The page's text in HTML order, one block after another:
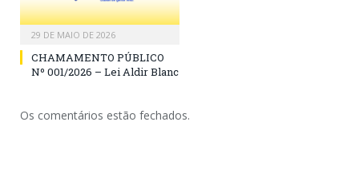
29 DE MAIO DE 2026
CHAMAMENTO PÚBLICO
Nº 001/2026 – Lei Aldir Blanc
Os comentários estão fechados.